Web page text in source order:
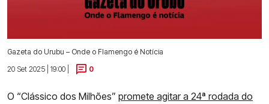
Gazeta do Urubu – Onde o Flamengo é Notícia
20 Set 2025 | 19:00 |
0
O “Clássico dos Milhões” promete agitar a 24ª rodada do